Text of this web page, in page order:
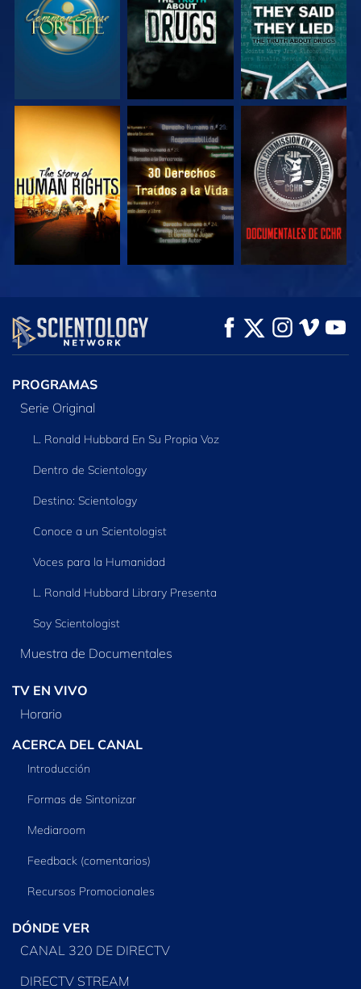
VE VE VE
VE
EXPLORA LAS
SERIES
PROGRAMAS
Serie Original
L. Ronald Hubbard En Su Propia Voz
Dentro de Scientology
Destino: Scientology
Conoce a un Scientologist
Voces para la Humanidad
L. Ronald Hubbard Library Presenta
Soy Scientologist
Muestra de Documentales
TV EN VIVO
Horario
ACERCA DEL CANAL
Introducción
Formas de Sintonizar
Mediaroom
Feedback (comentarios)
Recursos Promocionales
DÓNDE VER
CANAL 320 DE DIRECTV
DIRECTV STREAM